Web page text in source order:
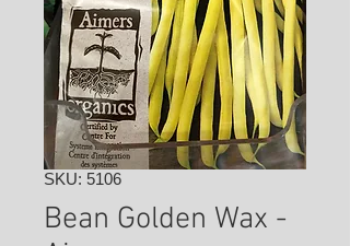
SKU: 5106
Bean Golden Wax -